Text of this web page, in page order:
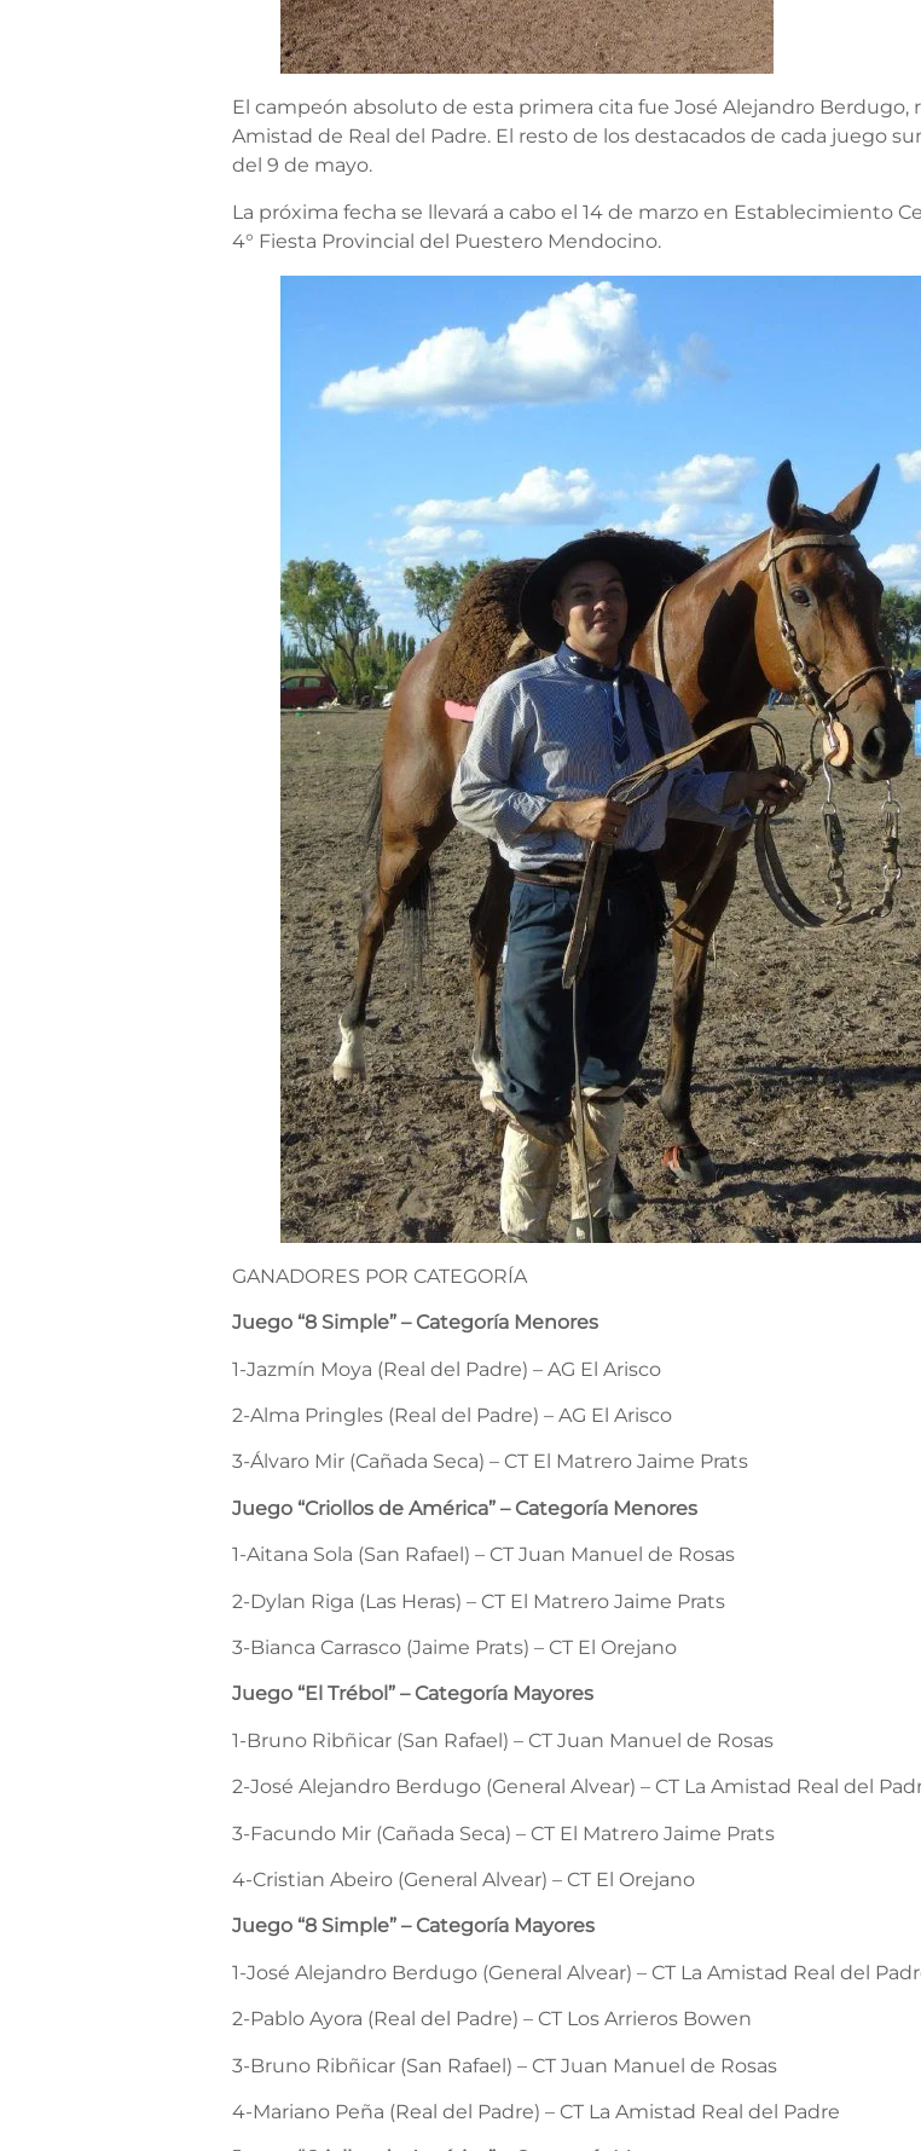
El campeón absoluto de esta primera cita fue José Alejandro
Amistad de Real del Padre. El resto de los destacados de cada juego
del 9 de mayo.
La próxima fecha se llevará a cabo el 14 de marzo en Establecimiento
4° Fiesta Provincial del Puestero Mendocino.
GANADORES POR CATEGORÍA
Juego “8 Simple” – Categoría Menores
1-Jazmín Moya (Real del Padre) – AG El Arisco
2-Alma Pringles (Real del Padre) – AG El Arisco
3-Álvaro Mir (Cañada Seca) – CT El Matrero Jaime Prats
Juego “Criollos de América” – Categoría Menores
1-Aitana Sola (San Rafael) – CT Juan Manuel de Rosas
2-Dylan Riga (Las Heras) – CT El Matrero Jaime Prats
3-Bianca Carrasco (Jaime Prats) – CT El Orejano
Juego “El Trébol” – Categoría Mayores
1-Bruno Ribñicar (San Rafael) – CT Juan Manuel de Rosas
2-José Alejandro Berdugo (General Alvear) – CT La Amistad Real del
3-Facundo Mir (Cañada Seca) – CT El Matrero Jaime Prats
4-Cristian Abeiro (General Alvear) – CT El Orejano
Juego “8 Simple” – Categoría Mayores
1-José Alejandro Berdugo (General Alvear) – CT La Amistad Real del
2-Pablo Ayora (Real del Padre) – CT Los Arrieros Bowen
3-Bruno Ribñicar (San Rafael) – CT Juan Manuel de Rosas
4-Mariano Peña (Real del Padre) – CT La Amistad Real del Padre